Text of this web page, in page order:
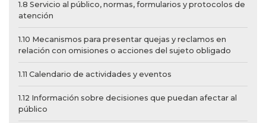
1.8 Servicio al público, normas, formularios y protocolos de
atención
1.10 Mecanismos para presentar quejas y reclamos en
relación con omisiones o acciones del sujeto obligado
1.11 Calendario de actividades y eventos
1.12 Información sobre decisiones que puedan afectar al
público